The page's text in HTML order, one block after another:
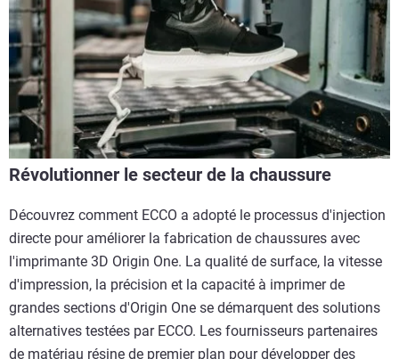
Révolutionner le secteur de la chaussure
Découvrez comment ECCO a adopté le processus d'injection
directe pour améliorer la fabrication de chaussures avec
l'imprimante 3D Origin One. La qualité de surface, la vitesse
d'impression, la précision et la capacité à imprimer de
grandes sections d'Origin One se démarquent des solutions
alternatives testées par ECCO. Les fournisseurs partenaires
de matériau résine de premier plan pour développer des